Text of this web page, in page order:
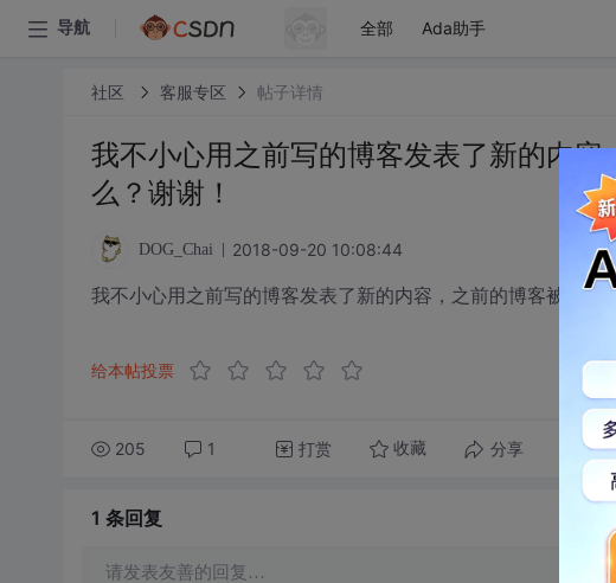
导航 全部 Ada助手
社区 客服专区 帖子详情
我不小心用之前写的博客发表了新的内
么？谢谢！
DOG_Chai 2018-09-20 10:08:44
我不小心用之前写的博客发表了新的内容，之前的博客被覆盖
给本帖投票
205 1 打赏 收藏 分享 转
1 条回复
请发表友善的回复…